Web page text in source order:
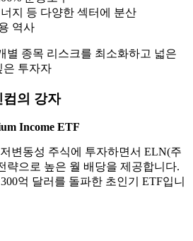
지 등 다양한 섹터에 분산
역사
별 종목 리스크를 최소화하고 넓은
은 투자자
의 강자
Income ETF
변동성 주식에 투자하면서 ELN(주
략으로 높은 월 배당을 제공합니다.
억 달러를 돌파한 초인기 ETF입니